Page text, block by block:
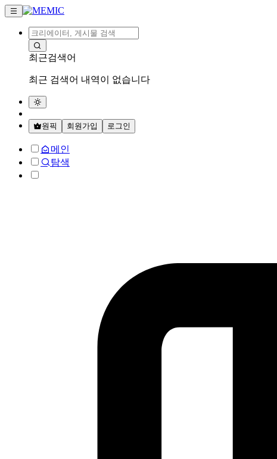
최근검색어
최근 검색어 내역이 없습니다
원픽 회원가입 로그인
메인
탐색